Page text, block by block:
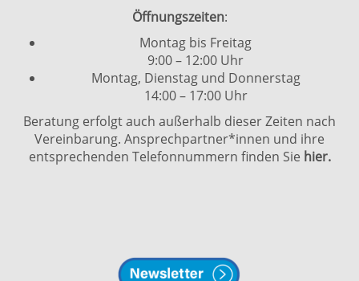
Öffnungszeiten:
Montag bis Freitag
9:00 – 12:00 Uhr
Montag, Dienstag und Donnerstag
14:00 – 17:00 Uhr
Beratung erfolgt auch außerhalb dieser Zeiten nach
Vereinbarung. Ansprechpartner*innen und ihre
entsprechenden Telefonnummern finden Sie hier.